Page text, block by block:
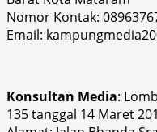
Nomor Kontak:
Email:
Konsultan Media:
135 tanggal 14 Maret